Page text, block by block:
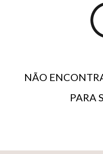
10% OFF
NÃO
PARA